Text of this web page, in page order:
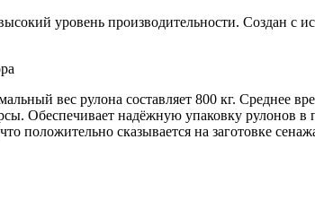
уровень производительности. Создан с
вес рулона составляет 800 кг. Среднее
Обеспечивает надёжную упаковку рулонов
положительно сказывается на заготовке